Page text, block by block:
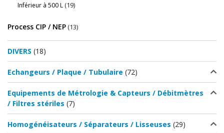
Inférieur à 500 L(19)
Process CIP / NEP(13)
DIVERS (18)
Echangeurs / Plaque / Tubulaire (72)
Equipements de Métrologie & Capteurs / Débitmètres
/ Filtres stériles (7)
Homogénéisateurs / Séparateurs / Lisseuses (29)